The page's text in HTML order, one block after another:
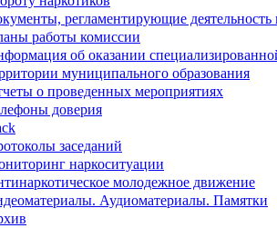
регламентирующие деятельность
работы комиссии
об оказании
муниципального образования
о проведенных мероприятиях
доверия
заседаний
наркоситуации
молодежное движение
Аудиоматериалы. Памятки